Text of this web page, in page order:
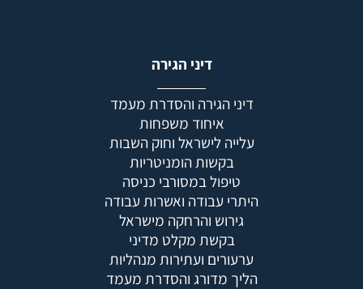
דיני הגירה
דיני הגירה והסדרת מעמד
איחוד משפחות
עלייה לישראל וחוק השבות
בקשות הומניטריות
טיפול במסורבי כניסה
היתרי עבודה ואשרות עבודה
גירוש והרחקה מישראל
בקשת מקלט מדיני
ערעורים ועתירות מנהליות
הליך מדורג והסדרת מעמד